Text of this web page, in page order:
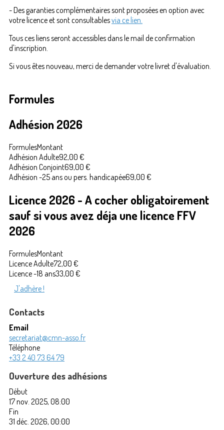
- Des garanties complémentaires sont proposées en option avec
votre licence et sont consultablesvia ce lien.
Tous ces liens seront accessibles dans le mail de confirmation
d'inscription.
Si vous êtes nouveau, merci de demander votre livret d'évaluation.
Formules
Adhésion 2026
FormulesMontant
Adhésion Adulte92,00 €
Adhésion Conjoint69,00 €
Adhésion -25 ans ou pers. handicapée69,00 €
Licence 2026 - A cocher obligatoirement
sauf si vous avez déja une licence FFV
2026
FormulesMontant
Licence Adulte72,00 €
Licence -18 ans33,00 €
J'adhère !
Contacts
Email
secretariat@cmn-asso.fr
Téléphone
+33 2 40 73 64 79
Ouverture des adhésions
Début
17 nov. 2025, 08:00
Fin
31 déc. 2026, 00:00